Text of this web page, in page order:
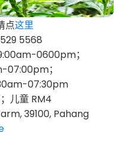
点这里
5568
0600pm；
07:00pm；
07:30pm
儿童 RM4
39100, Pahang